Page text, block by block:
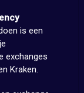
is een
exchanges
Kraken.